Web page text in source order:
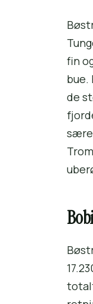
fin
bue.
de